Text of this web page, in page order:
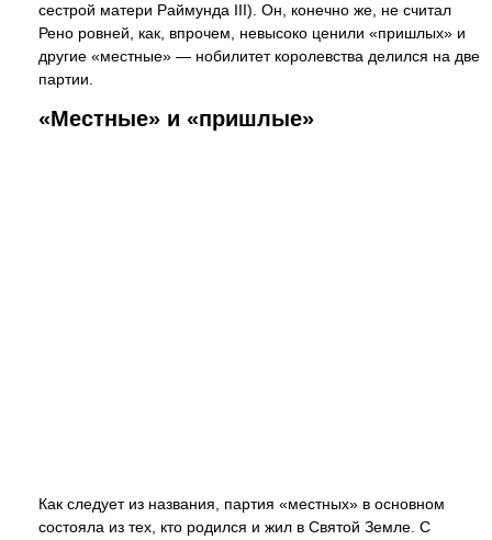
сестрой матери Раймунда III). Он, конечно же, не считал
Рено ровней, как, впрочем, невысоко ценили «пришлых» и
другие «местные» — нобилитет королевства делился на две
партии.
«Местные» и «пришлые»
Как следует из названия, партия «местных» в основном
состояла из тех, кто родился и жил в Святой Земле. С